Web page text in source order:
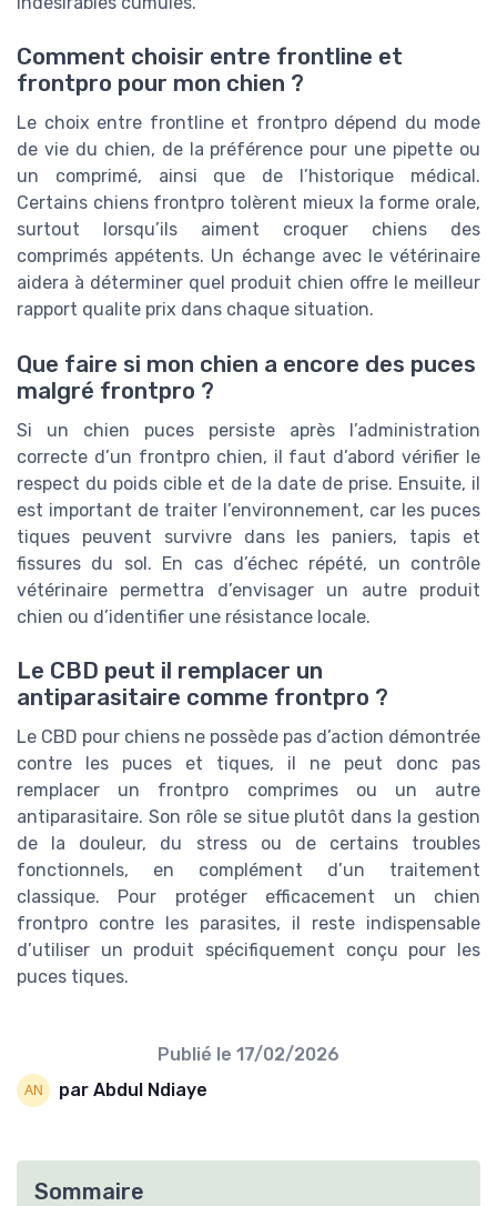
Comment choisir entre frontline et
frontpro pour mon chien ?
Le choix entre frontline et frontpro dépend du mode
de vie du chien, de la préférence pour une pipette ou
un comprimé, ainsi que de l’historique médical.
Certains chiens frontpro tolèrent mieux la forme orale,
surtout lorsqu’ils aiment croquer chiens des
comprimés appétents. Un échange avec le vétérinaire
aidera à déterminer quel produit chien offre le meilleur
rapport qualite prix dans chaque situation.
Que faire si mon chien a encore des puces
malgré frontpro ?
Si un chien puces persiste après l’administration
correcte d’un frontpro chien, il faut d’abord vérifier le
respect du poids cible et de la date de prise. Ensuite, il
est important de traiter l’environnement, car les puces
tiques peuvent survivre dans les paniers, tapis et
fissures du sol. En cas d’échec répété, un contrôle
vétérinaire permettra d’envisager un autre produit
chien ou d’identifier une résistance locale.
Le CBD peut il remplacer un
antiparasitaire comme frontpro ?
Le CBD pour chiens ne possède pas d’action démontrée
contre les puces et tiques, il ne peut donc pas
remplacer un frontpro comprimes ou un autre
antiparasitaire. Son rôle se situe plutôt dans la gestion
de la douleur, du stress ou de certains troubles
fonctionnels, en complément d’un traitement
classique. Pour protéger efficacement un chien
frontpro contre les parasites, il reste indispensable
d’utiliser un produit spécifiquement conçu pour les
puces tiques.
Publié le 17/02/2026
par Abdul Ndiaye
Sommaire